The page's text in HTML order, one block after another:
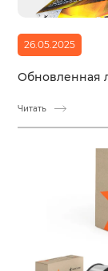
26.05.2025
Обновленная
Читать